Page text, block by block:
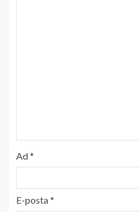
Ad*
E-posta*